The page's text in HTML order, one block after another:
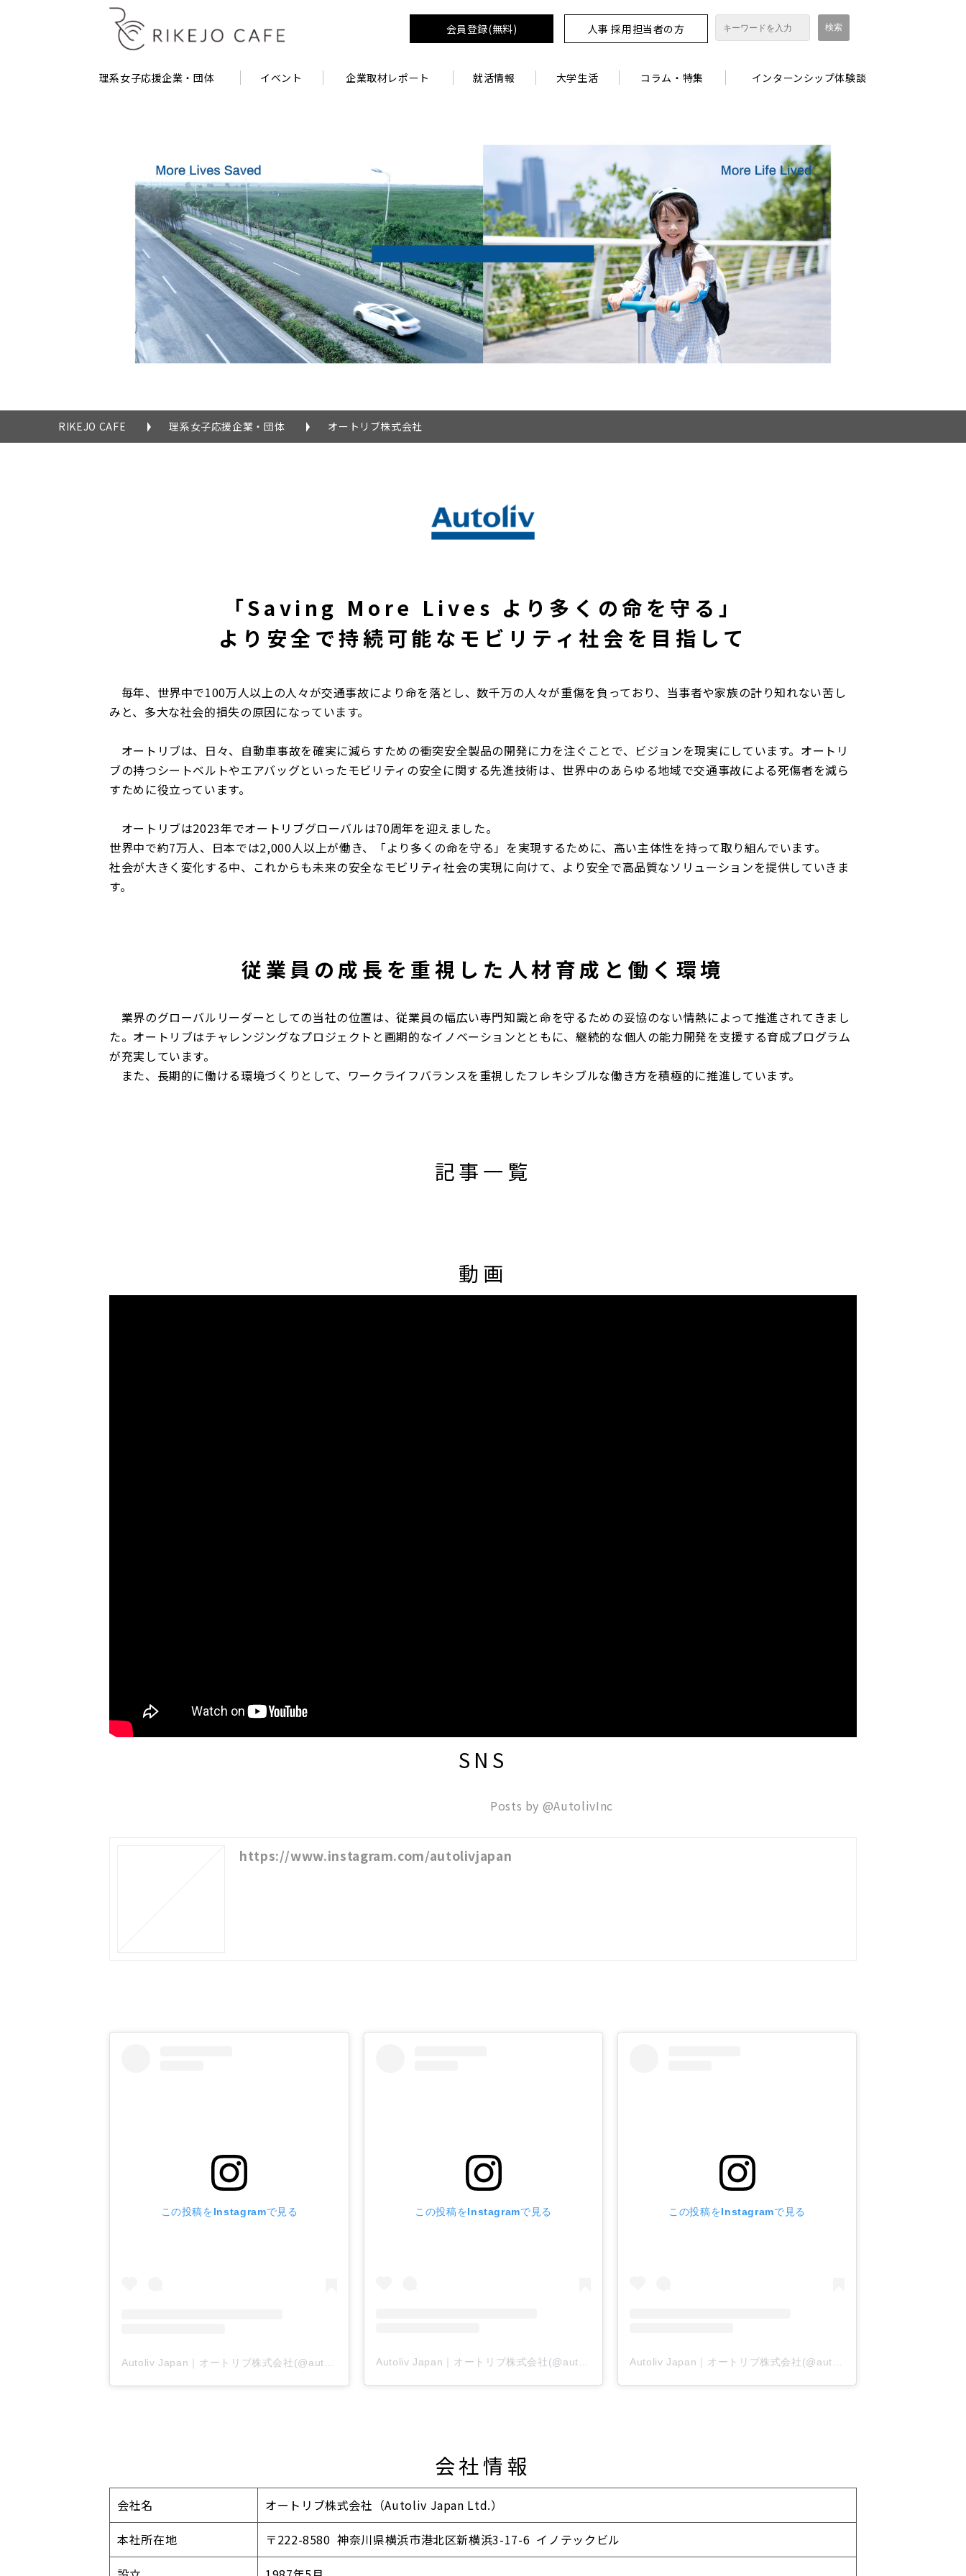
会員登録(無料) 人事 採用担当者の方
理系女子応援企業・団体 イベント 企業取材レポート 就活情報 大学生活 コラム・特集 インターンシップ体験談
RIKEJO CAFE 理系女子応援企業・団体 オートリブ株式会社
「Saving More Lives より多くの命を守る」
より安全で持続可能なモビリティ社会を目指して
毎年、世界中で100万人以上の人々が交通事故により命を落とし、数千万の人々が重傷を負っており、当事者や家族の計り知れない苦し
みと、多大な社会的損失の原因になっています。
オートリブは、日々、自動車事故を確実に減らすための衝突安全製品の開発に力を注ぐことで、ビジョンを現実にしています。オートリ
ブの持つシートベルトやエアバッグといったモビリティの安全に関する先進技術は、世界中のあらゆる地域で交通事故による死傷者を減ら
すために役立っています。
オートリブは2023年でオートリブグローバルは70周年を迎えました。
世界中で約7万人、日本では2,000人以上が働き、「より多くの命を守る」を実現するために、高い主体性を持って取り組んでいます。
社会が大きく変化する中、これからも未来の安全なモビリティ社会の実現に向けて、より安全で高品質なソリューションを提供していきま
す。
従業員の成長を重視した人材育成と働く環境
業界のグローバルリーダーとしての当社の位置は、従業員の幅広い専門知識と命を守るための妥協のない情熱によって推進されてきまし
た。オートリブはチャレンジングなプロジェクトと画期的なイノベーションとともに、継続的な個人の能力開発を支援する育成プログラム
が充実しています。
また、長期的に働ける環境づくりとして、ワークライフバランスを重視したフレキシブルな働き方を積極的に推進しています。
記事一覧
動画
SNS
Posts by @AutolivInc
https://www.instagram.com/autolivjapan
この投稿をInstagramで見る この投稿をInstagramで見る この投稿をInstagramで見る
会社情報
会社名
オートリブ株式会社（Autoliv Japan Ltd.）
本社所在地
〒222-8580 神奈川県横浜市港北区新横浜3-17-6 イノテックビル